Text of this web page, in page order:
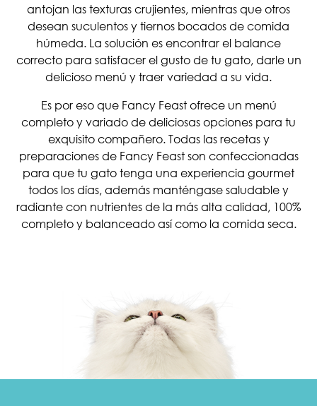
antojan las texturas crujientes, mientras que otros
desean suculentos y tiernos bocados de comida
húmeda. La solución es encontrar el balance
correcto para satisfacer el gusto de tu gato, darle un
delicioso menú y traer variedad a su vida.
Es por eso que Fancy Feast ofrece un menú
completo y variado de deliciosas opciones para tu
exquisito compañero. Todas las recetas y
preparaciones de Fancy Feast son confeccionadas
para que tu gato tenga una experiencia gourmet
todos los días, además manténgase saludable y
radiante con nutrientes de la más alta calidad, 100%
completo y balanceado así como la comida seca.